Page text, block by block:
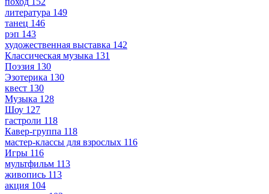
литература 149
танец 146
рэп 143
художественная выставка 142
Классическая музыка 131
Поэзия 130
Эзотерика 130
квест 130
Музыка 128
Шоу 127
гастроли 118
Кавер-группа 118
мастер-классы для взрослых 116
Игры 116
мультфильм 113
живопись 113
акция 104